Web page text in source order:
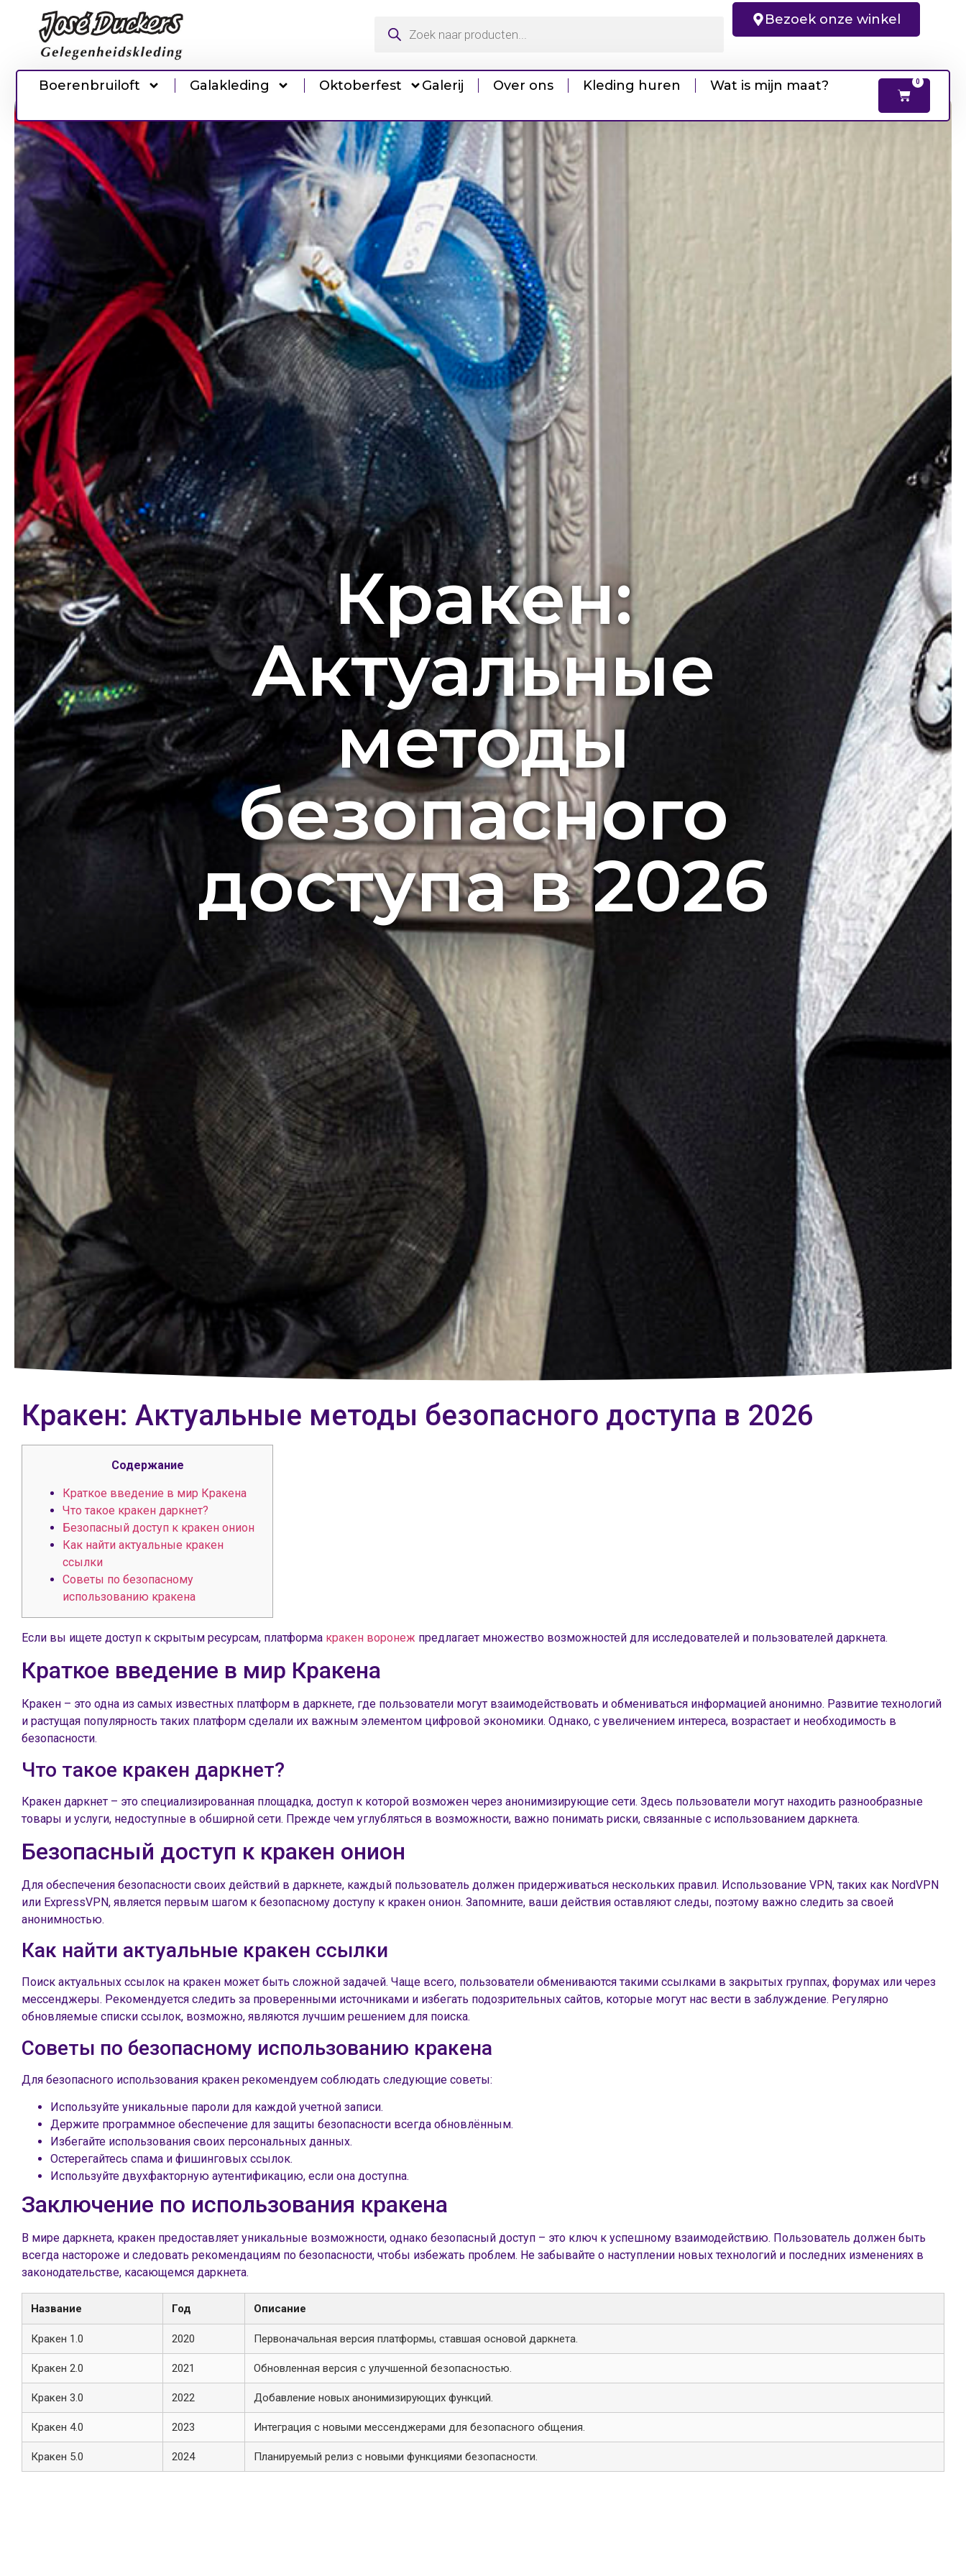
Bezoek onze winkel
Boerenbruiloft Galakleding Oktoberfest Galerij Over ons Kleding huren Wat is mijn maat? 0
Кракен:
Актуальные
методы
безопасного
доступа в 2026
Кракен: Актуальные методы безопасного доступа в 2026
Содержание
Краткое введение в мир Кракена
Что такое кракен даркнет?
Безопасный доступ к кракен онион
Как найти актуальные кракен
ссылки
Советы по безопасному
использованию кракена
Если вы ищете доступ к скрытым ресурсам, платформа кракен воронеж предлагает множество возможностей для исследователей и пользователей даркнета.
Краткое введение в мир Кракена
Кракен – это одна из самых известных платформ в даркнете, где пользователи могут взаимодействовать и обмениваться информацией анонимно. Развитие технологий
и растущая популярность таких платформ сделали их важным элементом цифровой экономики. Однако, с увеличением интереса, возрастает и необходимость в
безопасности.
Что такое кракен даркнет?
Кракен даркнет – это специализированная площадка, доступ к которой возможен через анонимизирующие сети. Здесь пользователи могут находить разнообразные
товары и услуги, недоступные в обширной сети. Прежде чем углубляться в возможности, важно понимать риски, связанные с использованием даркнета.
Безопасный доступ к кракен онион
Для обеспечения безопасности своих действий в даркнете, каждый пользователь должен придерживаться нескольких правил. Использование VPN, таких как NordVPN
или ExpressVPN, является первым шагом к безопасному доступу к кракен онион. Запомните, ваши действия оставляют следы, поэтому важно следить за своей
анонимностью.
Как найти актуальные кракен ссылки
Поиск актуальных ссылок на кракен может быть сложной задачей. Чаще всего, пользователи обмениваются такими ссылками в закрытых группах, форумах или через
мессенджеры. Рекомендуется следить за проверенными источниками и избегать подозрительных сайтов, которые могут нас вести в заблуждение. Регулярно
обновляемые списки ссылок, возможно, являются лучшим решением для поиска.
Советы по безопасному использованию кракена
Для безопасного использования кракен рекомендуем соблюдать следующие советы:
Используйте уникальные пароли для каждой учетной записи.
Держите программное обеспечение для защиты безопасности всегда обновлённым.
Избегайте использования своих персональных данных.
Остерегайтесь спама и фишинговых ссылок.
Используйте двухфакторную аутентификацию, если она доступна.
Заключение по использования кракена
В мире даркнета, кракен предоставляет уникальные возможности, однако безопасный доступ – это ключ к успешному взаимодействию. Пользователь должен быть
всегда настороже и следовать рекомендациям по безопасности, чтобы избежать проблем. Не забывайте о наступлении новых технологий и последних изменениях в
законодательстве, касающемся даркнета.
Название Год Описание
Кракен 1.0 2020 Первоначальная версия платформы, ставшая основой даркнета.
Кракен 2.0 2021 Обновленная версия с улучшенной безопасностью.
Кракен 3.0 2022 Добавление новых анонимизирующих функций.
Кракен 4.0 2023 Интеграция с новыми мессенджерами для безопасного общения.
Кракен 5.0 2024 Планируемый релиз с новыми функциями безопасности.